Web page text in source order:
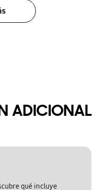
ADICIONAL
qué incluye